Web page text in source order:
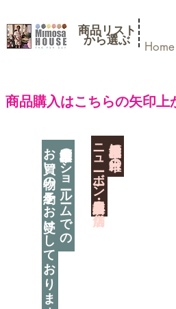
商品リスト
​から選ぶ Home
商品購入はこちらの矢印上
神奈川県相模原市に日本唯一の
​ニューボーン撮影用小道具店・３店舗
神奈川県相模原市のショールームでの
お買い物の予約をお受けしております